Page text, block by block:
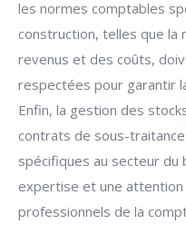
les normes comptables
construction, telles que la
revenus et des coûts,
respectées pour garantir
Enfin, la gestion des
contrats de sous-
spécifiques au secteur du
expertise et une
professionnels de la